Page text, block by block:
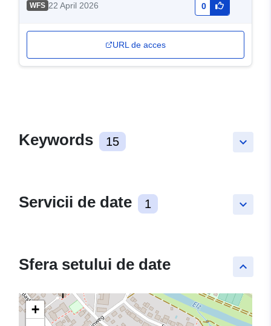
WFS 22 April 2026 0
URL de acces
keyboard_arrow_down
Keywords 15
keyboard_arrow_down
Servicii de date 1
keyboard_arrow_up
Sfera setului de date
+